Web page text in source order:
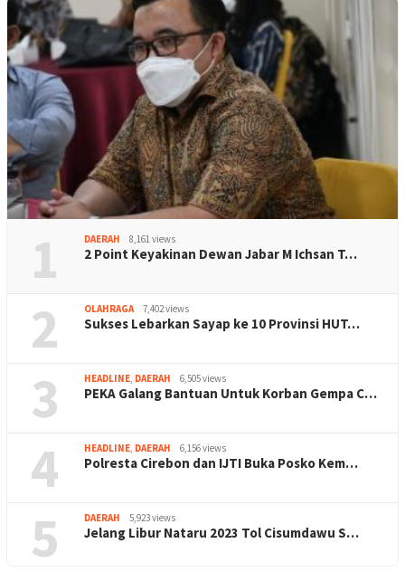
1 DAERAH 8,161 views
2 Point Keyakinan Dewan Jabar M Ichsan T…
2 OLAHRAGA 7,402 views
Sukses Lebarkan Sayap ke 10 Provinsi HUT…
3 HEADLINE, DAERAH 6,505 views
PEKA Galang Bantuan Untuk Korban Gempa C…
4 HEADLINE, DAERAH 6,156 views
Polresta Cirebon dan IJTI Buka Posko Kem…
5 DAERAH 5,923 views
Jelang Libur Nataru 2023 Tol Cisumdawu S…